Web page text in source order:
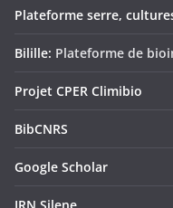
Plateforme serre,
Bilille: Plateforme de
Projet CPER Climibio
BibCNRS
Google Scholar